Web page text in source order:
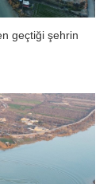
geçtiği şehrin